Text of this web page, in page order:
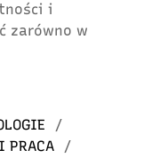
i
zarówno w
/
PRACA
/